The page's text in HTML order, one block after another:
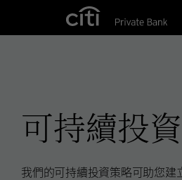
Skip navigation links
可持續投資
我們的可持續投資策略可助您建